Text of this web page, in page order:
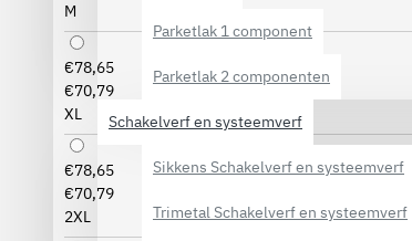
Parketlak 1 component
Parketlak 2 componenten
Schakelverf en systeemverf
Sikkens Schakelverf en systeemverf
Trimetal Schakelverf en systeemverf
M
€78,65
€70,79
XL
€78,65
€70,79
2XL